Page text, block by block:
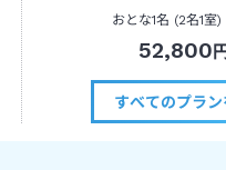
おとな1名 (2名1室)
52,800 円
すべてのプラン